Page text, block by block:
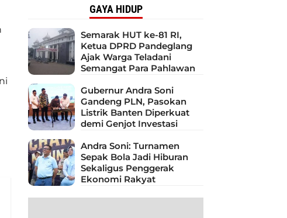
GAYA HIDUP
Semarak HUT ke-81 RI,
Ketua DPRD Pandeglang
Ajak Warga Teladani
Semangat Para Pahlawan
Gubernur Andra Soni
Gandeng PLN, Pasokan
Listrik Banten Diperkuat
demi Genjot Investasi
Andra Soni: Turnamen
Sepak Bola Jadi Hiburan
Sekaligus Penggerak
Ekonomi Rakyat